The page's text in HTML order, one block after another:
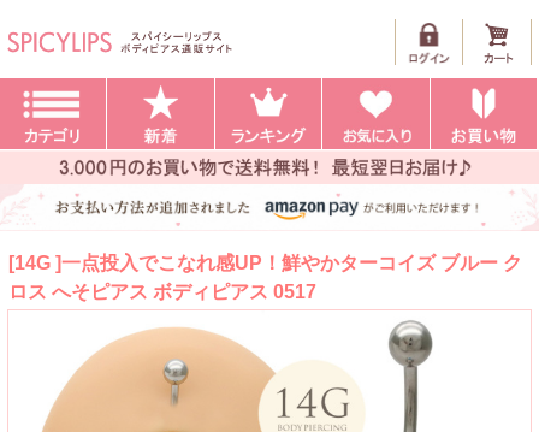
[14G ]一点投入でこなれ感UP！鮮やかターコイズ ブルー ク
ロス へそピアス ボディピアス 0517